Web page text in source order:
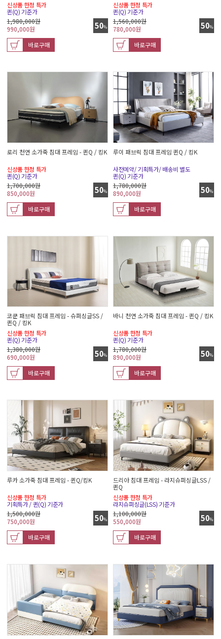
신상품 한정 특가
퀸(Q) 기준가
50%
1,980,000원
990,000원
바로구매
신상품 한정 특가
퀸(Q) 기준가
50%
1,560,000원
780,000원
바로구매
로리 천연 소가죽 침대 프레임 - 퀸Q / 킹K
신상품 한정 특가
퀸(Q) 기준가
50%
1,700,000원
850,000원
바로구매
루이 패브릭 침대 프레임 퀸Q / 킹K
사전예약/ 기획특가/ 배송비 별도
퀸(Q) 기준가
50%
1,780,000원
890,000원
바로구매
코쿤 패브릭 침대 프레임 - 슈퍼싱글SS /
퀸Q / 킹K
신상품 한정 특가
퀸(Q) 기준가
50%
1,380,000원
690,000원
바로구매
바니 천연 소가죽 침대 프레임 - 퀸Q / 킹K
신상품 한정 특가
퀸(Q) 기준가
50%
1,780,000원
890,000원
바로구매
루카 소가죽 침대 프레임 - 퀸Q/킹K
신상품 한정 특가
기획특가 / 퀸(Q) 기준가
50%
1,500,000원
750,000원
바로구매
드리아 침대 프레임 - 라지슈퍼싱글LSS /
퀸Q
신상품 한정 특가
라지슈퍼싱글(LSS) 기준가
50%
1,100,000원
550,000원
바로구매